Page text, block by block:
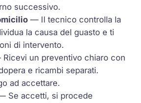
successivo.
— Il tecnico controlla la
la causa del guasto e ti
di intervento.
un preventivo chiaro con
e ricambi separati.
ad accettare.
Se accetti, si procede